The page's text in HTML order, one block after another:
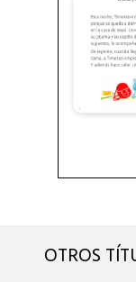
OTROS